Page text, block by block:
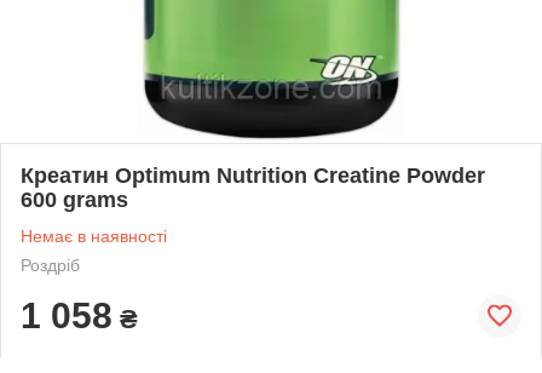
Креатин Optimum Nutrition Creatine Powder
600 grams
Немає в наявності
Роздріб
1 058 ₴